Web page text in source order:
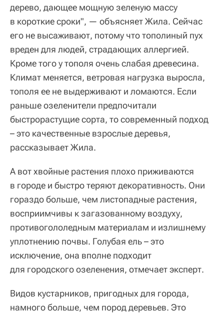
дерево, дающее мощную зеленую массу
в короткие сроки", — объясняет Жила. Сейчас
его не высаживают, потому что тополиный пух
вреден для людей, страдающих аллергией.
Кроме того у тополя очень слабая древесина.
Климат меняется, ветровая нагрузка выросла,
тополя ее не выдерживают и ломаются. Если
раньше озеленители предпочитали
быстрорастущие сорта, то современный подход
– это качественные взрослые деревья,
рассказывает Жила.
А вот хвойные растения плохо приживаются
в городе и быстро теряют декоративность. Они
гораздо больше, чем листопадные растения,
восприимчивы к загазованному воздуху,
противогололедным материалам и излишнему
уплотнению почвы. Голубая ель – это
исключение, она вполне подходит
для городского озеленения, отмечает эксперт.
Видов кустарников, пригодных для города,
намного больше, чем пород деревьев. Это